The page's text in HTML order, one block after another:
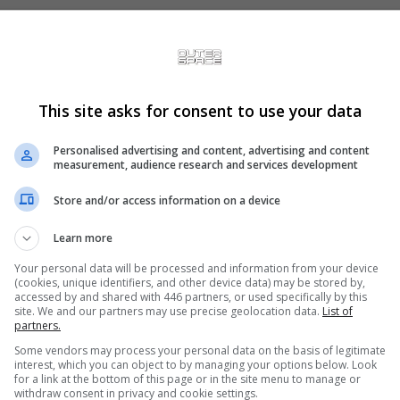
dols, só remaster, então é até uma notícia óbvia.
heim, não é só uma questão de preço, mas agora que os
jogarGOW Ragnaroke o Daleste 2, sinceramente não vejo agora
de exclusivos que certeza não vão sair no PC
heim, não é só uma questão de preço, mas agora que os "exclusivos" dos
GOW Ragnaroke o Daleste 2, sinceramente não vejo agora por que
This site asks for consent to use your data
Personalised advertising and content, advertising and content
measurement, audience research and services development
Store and/or access information on a device
Learn more
Your personal data will be processed and information from your device
(cookies, unique identifiers, and other device data) may be stored by,
accessed by and shared with 446 partners, or used specifically by this
site. We and our partners may use precise geolocation data. List of
partners.
Some vendors may process your personal data on the basis of legitimate
interest, which you can object to by managing your options below. Look
for a link at the bottom of this page or in the site menu to manage or
withdraw consent in privacy and cookie settings.